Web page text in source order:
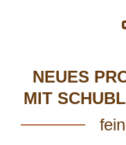
NEUES
MIT